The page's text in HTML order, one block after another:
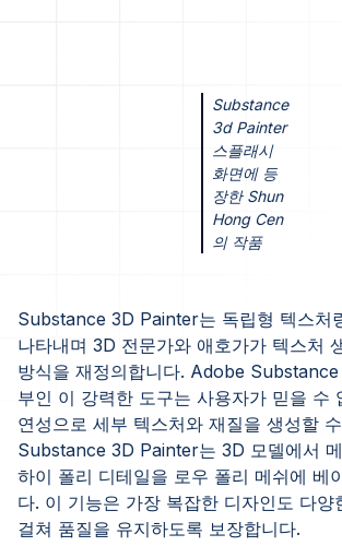
Substance
3d Painter
스플래시
화면에 등
장한 Shun
Hong Cen
의 작품
Substance 3D Painter는 독립형 텍스처
나타내며 3D 전문가와 애호가가 텍스처
방식을 재정의합니다. Adobe
부인 이 강력한 도구는 사용자가 믿을 수
연성으로 세부 텍스처와 재질을 생성할
Substance 3D Painter는 3D 모델에서
하이 폴리 디테일을 로우 폴리 메쉬에 베
다. 이 기능은 가장 복잡한 디자인도 다양
걸쳐 품질을 유지하도록 보장합니다.